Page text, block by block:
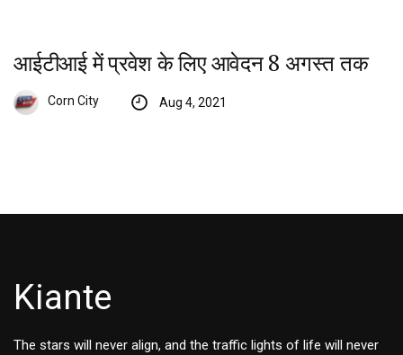
आईटीआई में प्रवेश के लिए आवेदन 8 अगस्त तक
Corn City Aug 4, 2021
Kiante
The stars will never align, and the traffic lights of life will never